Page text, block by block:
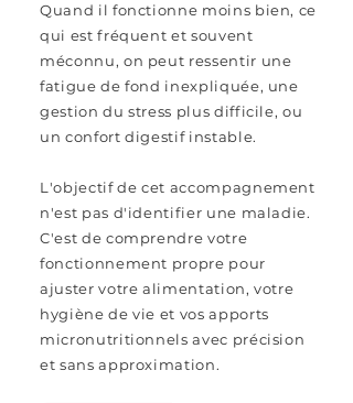
Quand il fonctionne moins bien, ce
qui est fréquent et souvent
méconnu, on peut ressentir une
fatigue de fond inexpliquée, une
gestion du stress plus difficile, ou
un confort digestif instable.
L'objectif de cet accompagnement
n'est pas d'identifier une maladie.
C'est de comprendre votre
fonctionnement propre pour
ajuster votre alimentation, votre
hygiène de vie et vos apports
micronutritionnels avec précision
et sans approximation.